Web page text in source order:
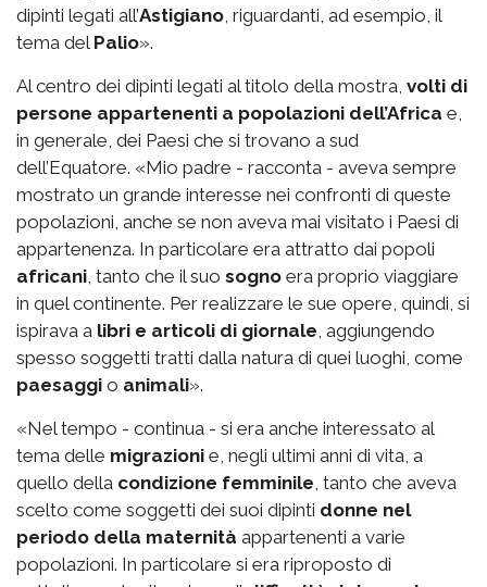
dipinti legati all’Astigiano , riguardanti, ad esempio, il
tema del Palio».
Al centro dei dipinti legati al titolo della mostra, volti di
persone appartenenti a popolazioni dell’Africa e,
in generale, dei Paesi che si trovano a sud
dell’Equatore. «Mio padre - racconta - aveva sempre
mostrato un grande interesse nei confronti di queste
popolazioni, anche se non aveva mai visitato i Paesi di
appartenenza. In particolare era attratto dai popoli
africani , tanto che il suo sogno era proprio viaggiare
in quel continente. Per realizzare le sue opere, quindi, si
ispirava a libri e articoli di giornale , aggiungendo
spesso soggetti tratti dalla natura di quei luoghi, come
paesaggi o animali».
«Nel tempo - continua - si era anche interessato al
tema delle migrazioni e, negli ultimi anni di vita, a
quello della condizione femminile , tanto che aveva
scelto come soggetti dei suoi dipinti donne nel
periodo della maternità appartenenti a varie
popolazioni. In particolare si era riproposto di